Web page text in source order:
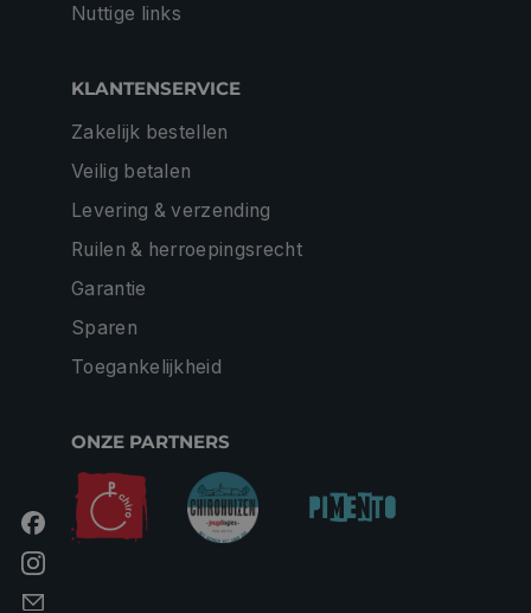
Nuttige links
KLANTENSERVICE
Zakelijk bestellen
Veilig betalen
Levering & verzending
Ruilen & herroepingsrecht
Garantie
Sparen
Toegankelijkheid
ONZE PARTNERS